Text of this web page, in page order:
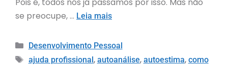
Pois é, todos nós já passamos por isso. Mas não
se preocupe, … Leia mais
Desenvolvimento Pessoal
ajuda profissional, autoanálise, autoestima, como